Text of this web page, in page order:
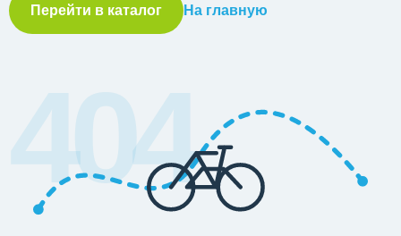
Перейти в каталог На главную
404